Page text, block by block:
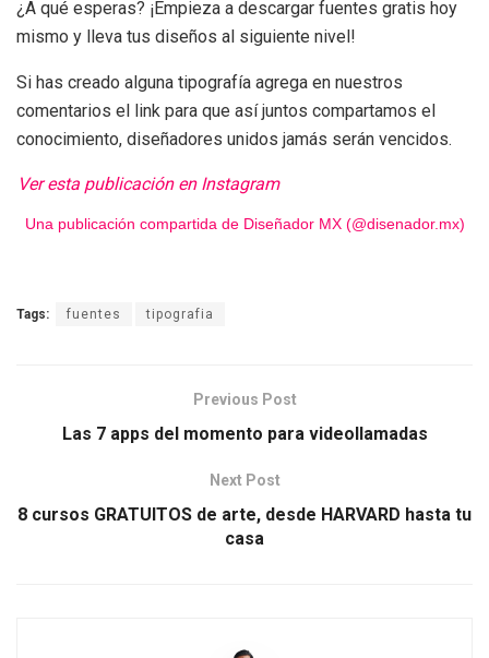
¿A qué esperas? ¡Empieza a descargar fuentes gratis hoy
mismo y lleva tus diseños al siguiente nivel!
Si has creado alguna tipografía agrega en nuestros
comentarios el link para que así juntos compartamos el
conocimiento, diseñadores unidos jamás serán vencidos.
Ver esta publicación en Instagram
Una publicación compartida de Diseñador MX (@disenador.mx)
Tags: fuentes tipografia
Previous Post
Las 7 apps del momento para videollamadas
Next Post
8 cursos GRATUITOS de arte, desde HARVARD hasta tu
casa